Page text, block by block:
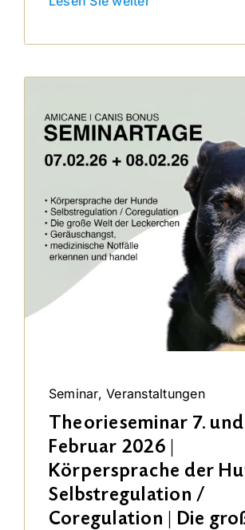
Seminar,Veranstaltungen
Theorieseminar 7.
Februar 2026 |
Körpersprache der
Selbstregulation /
Coregulation | Die